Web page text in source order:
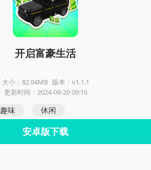
开启富豪生活
大小：82.94MB 版本：v1.1.1
更新时间：2024-09-20 09:10
趣味 休闲
安卓版下载